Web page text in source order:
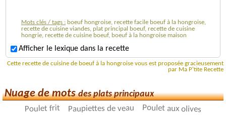
Mots clés / tags : boeuf hongroise, recette facile boeuf à la hongroise,
recette de cuisine viandes, plat principal boeuf, recette de cuisine
hongrie, recette de cuisine boeuf, boeuf à la hongroise maison
Afficher le lexique dans la recette
Cette recette de cuisine de boeuf à la hongroise vous est proposée gracieusement
par Ma P'tite Recette
Nuage de motsdes plats principaux
Poulet frit Paupiettes de veau Poulet aux olives